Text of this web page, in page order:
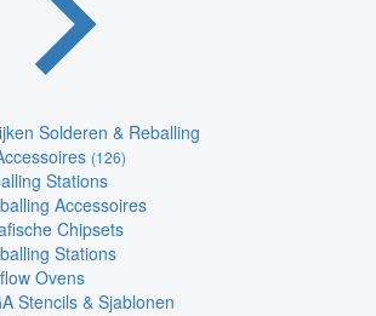
Solderen & Reballing
(126)
Stations
Accessoires
Chipsets
Stations
Ovens
Stencils & Sjablonen